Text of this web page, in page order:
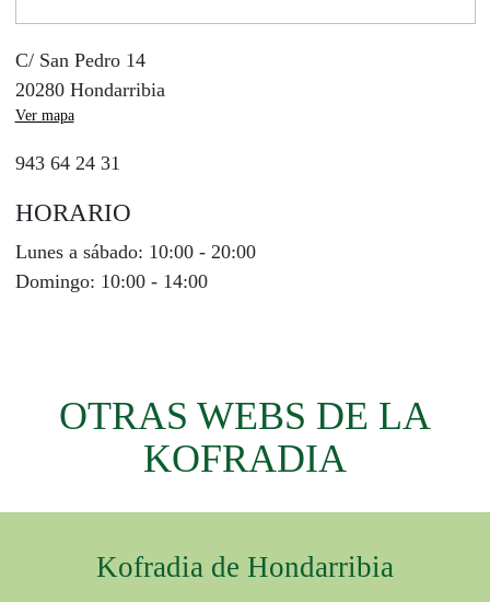
C/ San Pedro 14
20280 Hondarribia
Ver mapa
943 64 24 31
HORARIO
Lunes a sábado: 10:00 - 20:00
Domingo: 10:00 - 14:00
OTRAS WEBS DE LA
KOFRADIA
Kofradia de Hondarribia